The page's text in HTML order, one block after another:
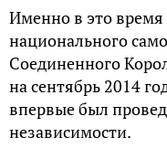
Именно в это время
национального
Соединенного
на сентябрь 2014
впервые был
независимости.